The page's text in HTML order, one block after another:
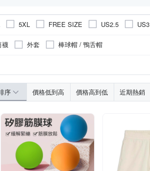
5XL FREE SIZE US2.5
US3
US8.5 US9 US9.5
襪 外套
棒球帽 / 鴨舌帽
三角泳褲
羅馬/編織涼鞋
示為主 楔型涼鞋
踝襪 / 隱形襪
腿套 拳擊用品 / 重訓周邊
探頭燈
橢圓機 / 划船機 椅子
/ 扭扭盤
保冰袋/保溫袋/保冷袋
防滑鞋/其它人身部品
序 價格低到高 價格高到低 近期熱銷